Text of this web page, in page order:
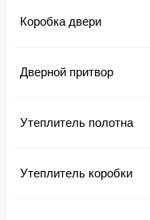
Коробка двери
Дверной притвор
Утеплитель полотна
Утеплитель коробки